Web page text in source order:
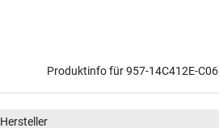
Produktinfo für 957-14C412E-C06
Hersteller